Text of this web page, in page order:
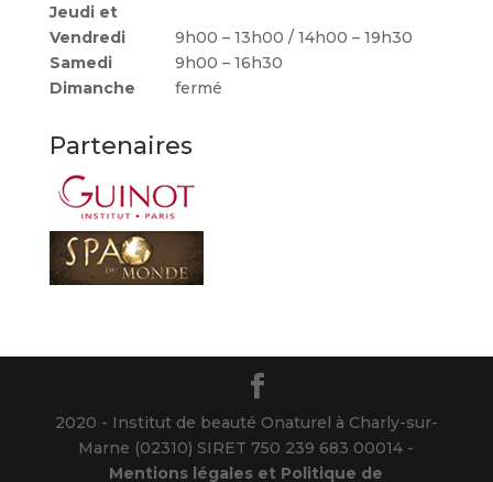
Jeudi et
Vendredi
9h00 – 13h00 / 14h00 – 19h30
Samedi
9h00 – 16h30
Dimanche
fermé
Partenaires
2020 - Institut de beauté Onaturel à Charly-sur-
Marne (02310) SIRET 750 239 683 00014 -
Mentions légales et Politique de